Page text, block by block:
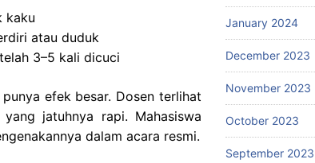
kaku
atau duduk
3–5 kali dicuci
efek besar. Dosen terlihat
jatuhnya rapi. Mahasiswa
dalam acara resmi.
January 2024
December 2023
November 2023
October 2023
September 2023